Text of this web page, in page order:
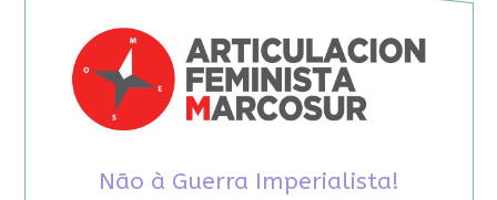
Não à Guerra Imperialista!